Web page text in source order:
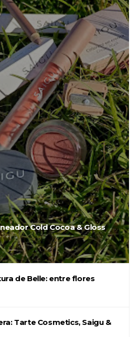
Cold Cocoa & Gloss
de Belle: entre flores
Tarte Cosmetics, Saigu &